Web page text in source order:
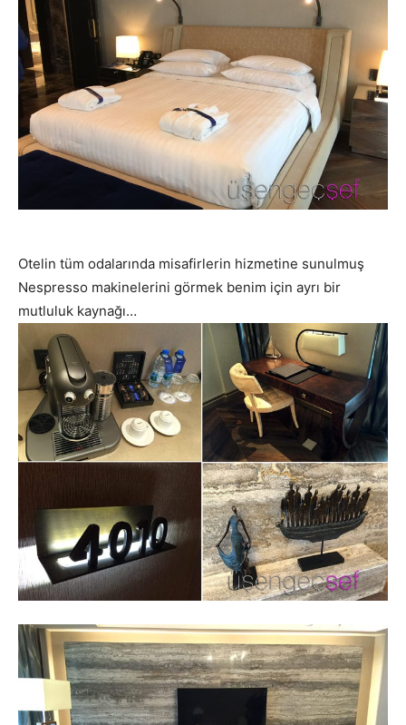
Otelin tüm odalarında misafirlerin hizmetine sunulmuş
Nespresso makinelerini görmek benim için ayrı bir
mutluluk kaynağı…